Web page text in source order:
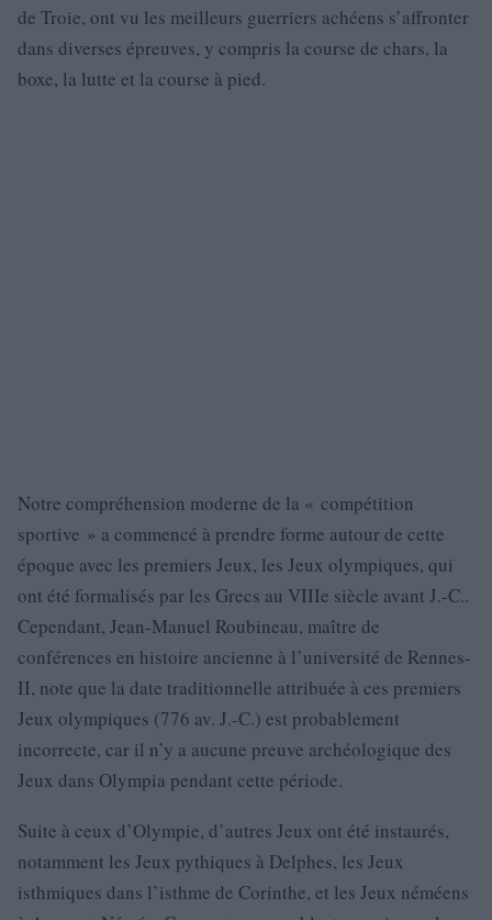
de Troie, ont vu les meilleurs guerriers achéens s’affronter
dans diverses épreuves, y compris la course de chars, la
boxe, la lutte et la course à pied.
Notre compréhension moderne de la « compétition
sportive » a commencé à prendre forme autour de cette
époque avec les premiers Jeux, les Jeux olympiques, qui
ont été formalisés par les Grecs au VIIIe siècle avant J.-C..
Cependant, Jean-Manuel Roubineau, maître de
conférences en histoire ancienne à l’université de Rennes-
II, note que la date traditionnelle attribuée à ces premiers
Jeux olympiques (776 av. J.-C.) est probablement
incorrecte, car il n’y a aucune preuve archéologique des
Jeux dans Olympia pendant cette période.
Suite à ceux d’Olympie, d’autres Jeux ont été instaurés,
notamment les Jeux pythiques à Delphes, les Jeux
isthmiques dans l’isthme de Corinthe, et les Jeux néméens